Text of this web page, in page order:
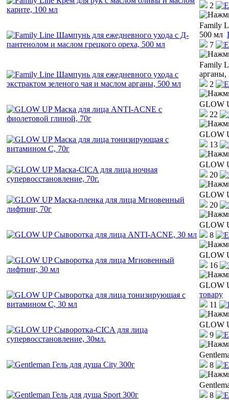
2
Family
500 мл
7
Family
арганы,
2
GLOW
22
GLOW
13
GLOW
20
GLOW
20
GLOW
8
GLOW
16
GLOW
товару
11
GLOW
9
8
8